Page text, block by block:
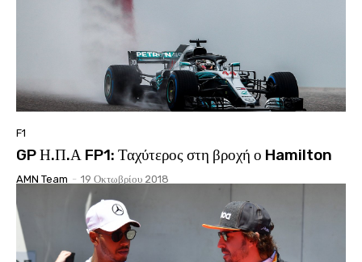
F1
GP Η.Π.Α FP1: Ταχύτερος στη βροχή ο Hamilton
AMN Team - 19 Οκτωβρίου 2018